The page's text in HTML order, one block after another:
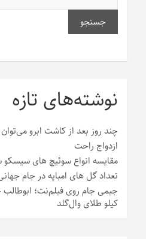
جستجو
نوشته‌های تازه
چند روز بعد از کاشت ابرو
ازدواج راحت
مقایسه انواع سوئیچ های سیسکو سری
تعداد گل های امباپه در جام
جیمی جام روی فیلم‌نت؛
کیلو طلای وال‌گلد